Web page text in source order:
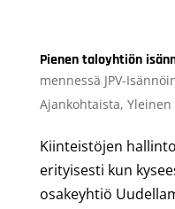
Pienen taloyhtiön
mennessä JPV-
Ajankohtaista, Yleinen
Kiinteistöjen
erityisesti kun
osakeyhtiö